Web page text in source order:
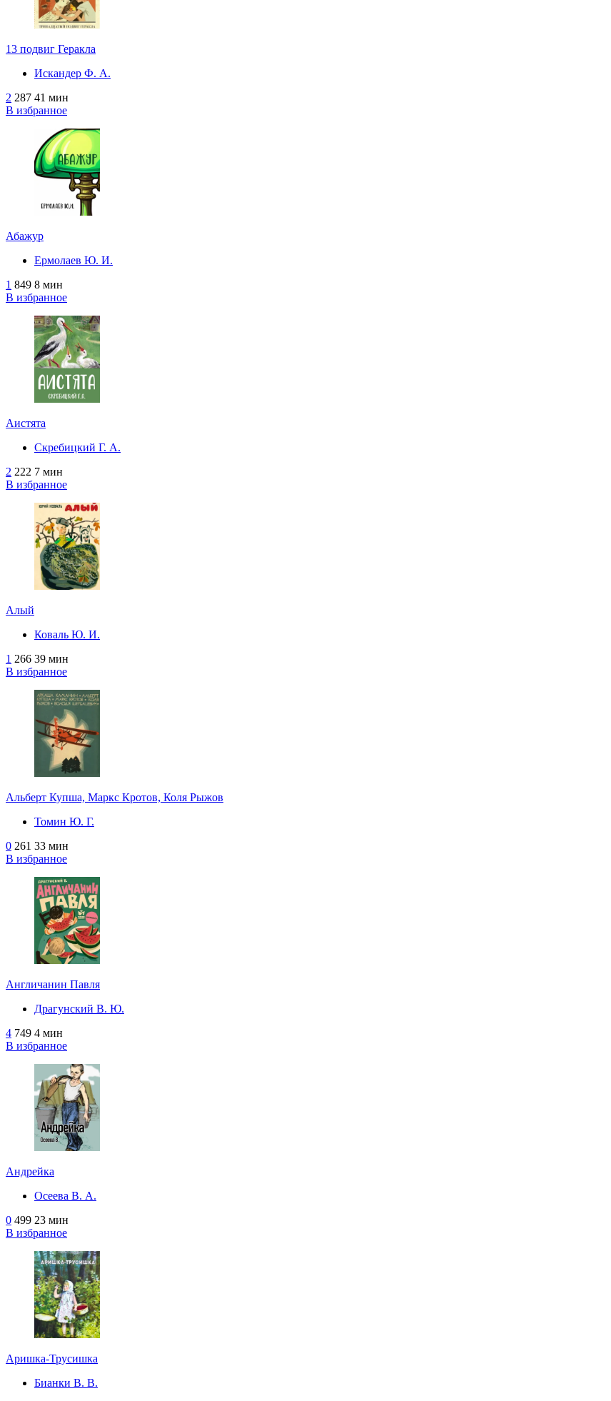
13 подвиг Геракла
Искандер Ф. А.
2 287 41 мин
В избранное
Абажур
Ермолаев Ю. И.
1 849 8 мин
В избранное
Аистята
Скребицкий Г. А.
2 222 7 мин
В избранное
Алый
Коваль Ю. И.
1 266 39 мин
В избранное
Альберт Купша, Маркс Кротов, Коля Рыжов
Томин Ю. Г.
0 261 33 мин
В избранное
Англичанин Павля
Драгунский В. Ю.
4 749 4 мин
В избранное
Андрейка
Осеева В. А.
0 499 23 мин
В избранное
Аришка-Трусишка
Бианки В. В.